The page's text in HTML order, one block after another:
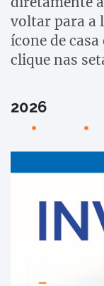
voltar para a
ícone de
clique nas
2026